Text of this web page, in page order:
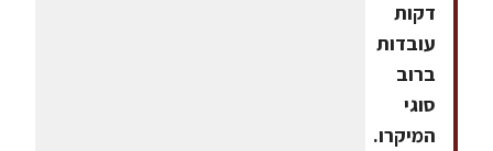
דקות
עובדות
ברוב
סוגי
המיקרו.